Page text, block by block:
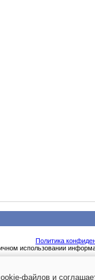
Политика
использовании
файлов и